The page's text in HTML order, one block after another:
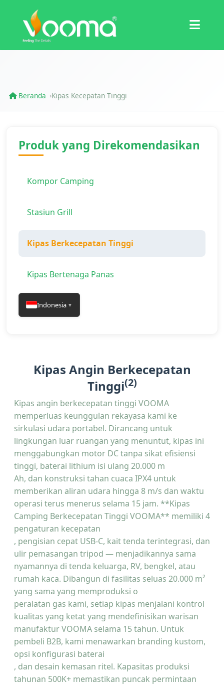
Sertifikasi
Studi Kasus
Beranda ›Kipas Kecepatan Tinggi
Produk yang Direkomendasikan
Kompor Camping
Stasiun Grill
Kipas Berkecepatan Tinggi
Kipas Bertenaga Panas
Indonesia ▼
Kipas Angin Berkecepatan
Tinggi(2)
Kipas angin berkecepatan tinggi VOOMA
memperluas keunggulan rekayasa kami ke
sirkulasi udara portabel. Dirancang untuk
lingkungan luar ruangan yang menuntut, kipas ini
menggabungkan motor DC tanpa sikat efisiensi
tinggi, baterai lithium isi ulang 20.000 m
Ah, dan konstruksi tahan cuaca IPX4 untuk
memberikan aliran udara hingga 8 m/s dan waktu
operasi terus menerus selama 15 jam. **Kipas
Camping Berkecepatan Tinggi VOOMA** memiliki 4
pengaturan kecepatan
, pengisian cepat USB-C, kait tenda terintegrasi, dan
ulir pemasangan tripod — menjadikannya sama
nyamannya di tenda keluarga, RV, bengkel, atau
rumah kaca. Dibangun di fasilitas seluas 20.000 m²
yang sama yang memproduksi o
peralatan gas kami, setiap kipas menjalani kontrol
kualitas yang ketat yang mendefinisikan warisan
manufaktur VOOMA selama 15 tahun. Untuk
pembeli B2B, kami menawarkan branding kustom,
opsi konfigurasi baterai
, dan desain kemasan ritel. Kapasitas produksi
tahunan 500K+ memastikan puncak permintaan